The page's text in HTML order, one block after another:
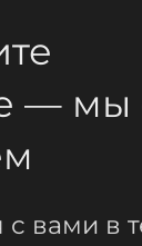
— мы
вами в